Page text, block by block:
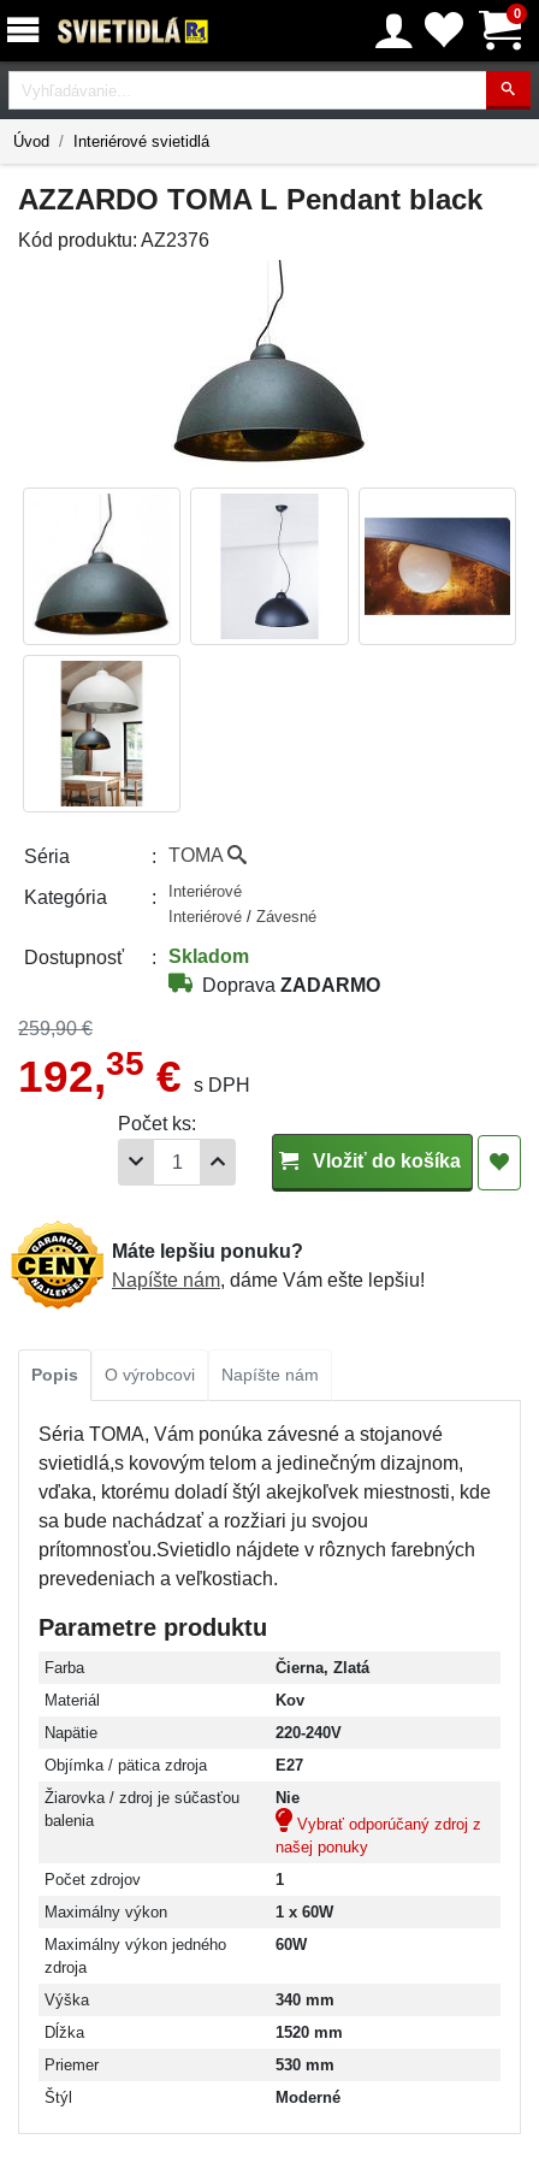
0
Vyhľadávanie
Úvod Interiérové svietidlá
AZZARDO TOMA L Pendant black
Kód produktu: AZ2376
Séria TOMA
Kategória
Interiérové
Interiérové / Závesné
Dostupnosť
Skladom
Doprava ZADARMO
259,90 €
192,35 €
s DPH
Počet ks:
Vložiť do košíka
Máte lepšiu ponuku?
Napíšte nám, dáme Vám ešte lepšiu!
Popis O výrobcovi Napíšte nám
Séria TOMA, Vám ponúka závesné a stojanové
svietidlá,s kovovým telom a jedinečným dizajnom,
vďaka, ktorému doladí štýl akejkoľvek miestnosti, kde
sa bude nachádzať a rozžiari ju svojou
prítomnosťou.Svietidlo nájdete v rôznych farebných
prevedeniach a veľkostiach.
Parametre produktu
Farba
Čierna, Zlatá
Materiál
Kov
Napätie
220-240V
Objímka / pätica zdroja
E27
Žiarovka / zdroj je súčasťou
balenia
Nie
Vybrať odporúčaný zdroj z
našej ponuky
Počet zdrojov
1
Maximálny výkon
1 x 60W
Maximálny výkon jedného
zdroja
60W
Výška
340 mm
Dĺžka
1520 mm
Priemer
530 mm
Štýl
Moderné